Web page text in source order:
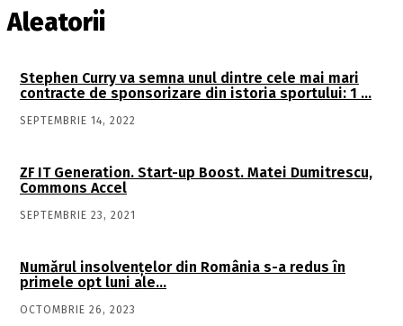
Aleatorii
Stephen Curry va semna unul dintre cele mai mari
contracte de sponsorizare din istoria sportului: 1 …
SEPTEMBRIE 14, 2022
ZF IT Generation. Start-up Boost. Matei Dumitrescu,
Commons Accel
SEPTEMBRIE 23, 2021
Numărul insolvenţelor din România s-a redus în
primele opt luni ale…
OCTOMBRIE 26, 2023